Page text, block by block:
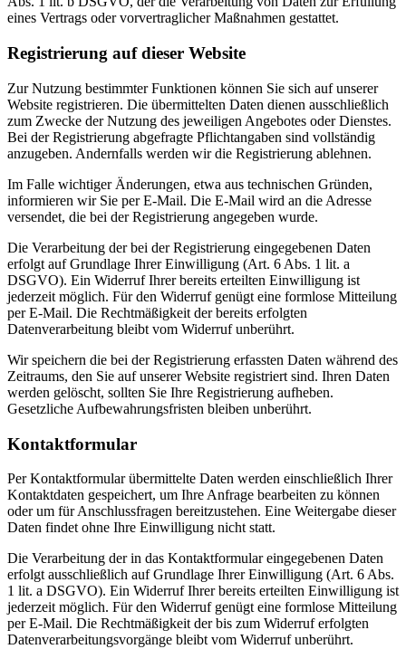
eines Vertrags oder vorvertraglicher Maßnahmen gestattet.
Registrierung auf dieser Website
Zur Nutzung bestimmter Funktionen können Sie sich auf unserer
Website registrieren. Die übermittelten Daten dienen ausschließlich
zum Zwecke der Nutzung des jeweiligen Angebotes oder Dienstes.
Bei der Registrierung abgefragte Pflichtangaben sind vollständig
anzugeben. Andernfalls werden wir die Registrierung ablehnen.
Im Falle wichtiger Änderungen, etwa aus technischen Gründen,
informieren wir Sie per E-Mail. Die E-Mail wird an die Adresse
versendet, die bei der Registrierung angegeben wurde.
Die Verarbeitung der bei der Registrierung eingegebenen Daten
erfolgt auf Grundlage Ihrer Einwilligung (Art. 6 Abs. 1 lit. a
DSGVO). Ein Widerruf Ihrer bereits erteilten Einwilligung ist
jederzeit möglich. Für den Widerruf genügt eine formlose Mitteilung
per E-Mail. Die Rechtmäßigkeit der bereits erfolgten
Datenverarbeitung bleibt vom Widerruf unberührt.
Wir speichern die bei der Registrierung erfassten Daten während des
Zeitraums, den Sie auf unserer Website registriert sind. Ihren Daten
werden gelöscht, sollten Sie Ihre Registrierung aufheben.
Gesetzliche Aufbewahrungsfristen bleiben unberührt.
Kontaktformular
Per Kontaktformular übermittelte Daten werden einschließlich Ihrer
Kontaktdaten gespeichert, um Ihre Anfrage bearbeiten zu können
oder um für Anschlussfragen bereitzustehen. Eine Weitergabe dieser
Daten findet ohne Ihre Einwilligung nicht statt.
Die Verarbeitung der in das Kontaktformular eingegebenen Daten
erfolgt ausschließlich auf Grundlage Ihrer Einwilligung (Art. 6 Abs.
1 lit. a DSGVO). Ein Widerruf Ihrer bereits erteilten Einwilligung ist
jederzeit möglich. Für den Widerruf genügt eine formlose Mitteilung
per E-Mail. Die Rechtmäßigkeit der bis zum Widerruf erfolgten
Datenverarbeitungsvorgänge bleibt vom Widerruf unberührt.